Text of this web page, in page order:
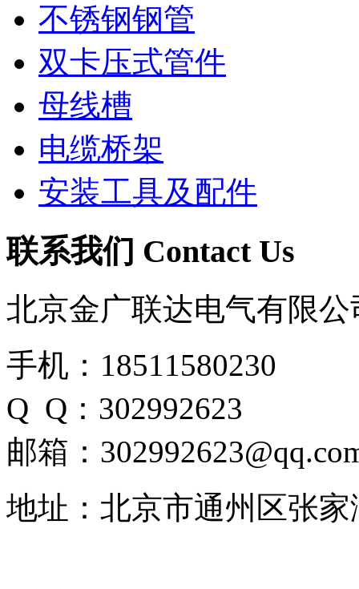
不锈钢钢管
双卡压式管件
母线槽
电缆桥架
安装工具及配件
联系我们 Contact Us
北京金广联达电气有限公
手机：18511580230
Q Q：302992623
邮箱：
地址：北京市通州区张